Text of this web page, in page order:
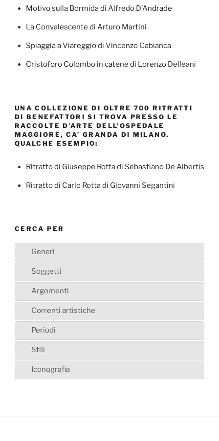
Motivo sulla Bormida di Alfredo D’Andrade
La Convalescente di Arturo Martini
Spiaggia a Viareggio di Vincenzo Cabianca
Cristoforo Colombo in catene di Lorenzo Delleani
UNA COLLEZIONE DI OLTRE 700 RITRATTI
DI BENEFATTORI SI TROVA PRESSO LE
RACCOLTE D’ARTE DELL’OSPEDALE
MAGGIORE, CA’ GRANDA DI MILANO.
QUALCHE ESEMPIO:
Ritratto di Giuseppe Rotta di Sebastiano De Albertis
Ritratto di Carlo Rotta di Giovanni Segantini
CERCA PER
Generi
Soggetti
Argomenti
Correnti artistiche
Periodi
Stili
Iconografia